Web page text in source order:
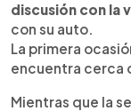
discusión con la
con su auto.
La primera
encuentra cerca
Mientras que la